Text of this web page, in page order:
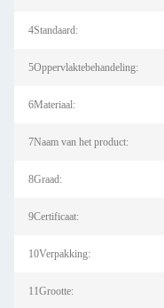
4Standaard:
5Oppervlaktebehandeling:
6Materiaal:
7Naam van het product:
8Graad:
9Certificaat:
10Verpakking:
11Grootte: